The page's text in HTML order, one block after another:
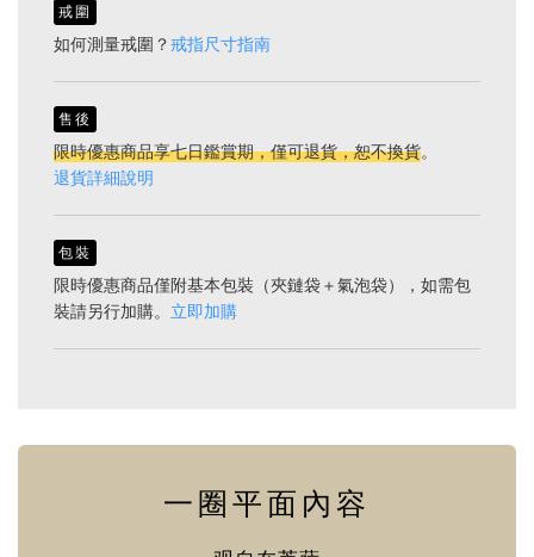
戒圍
如何測量戒圍？戒指尺寸指南
售後
限時優惠商品享七日鑑賞期，僅可退貨，恕不換貨。
退貨詳細說明
包裝
限時優惠商品僅附基本包裝（夾鏈袋＋氣泡袋），如需包
裝請另行加購。 立即加購
一圈平面內容